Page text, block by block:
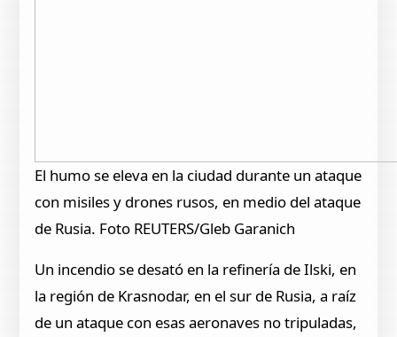
El humo se eleva en la ciudad durante un ataque
con misiles y drones rusos, en medio del ataque
de Rusia. Foto REUTERS/Gleb Garanich
Un incendio se desató en la refinería de Ilski, en
la región de Krasnodar, en el sur de Rusia, a raíz
de un ataque con esas aeronaves no tripuladas,